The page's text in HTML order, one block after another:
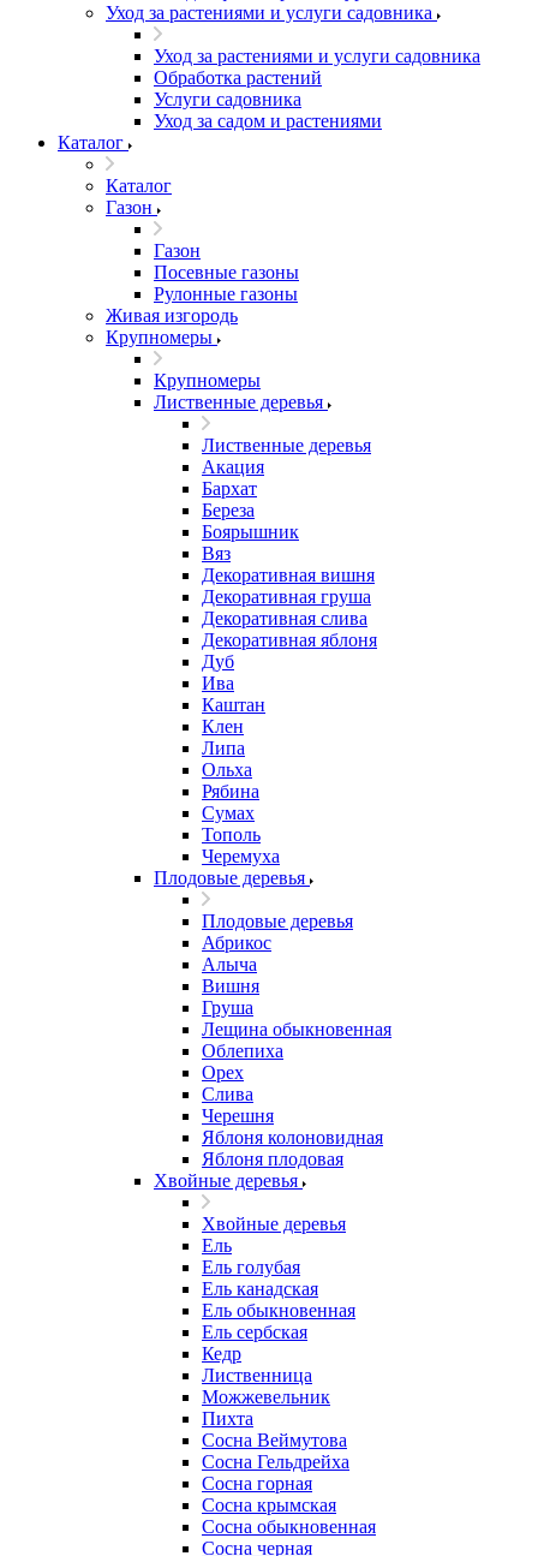
Уход за растениями и услуги садовника
Уход за растениями и услуги садовника
Обработка растений
Услуги садовника
Уход за садом и растениями
Каталог
Каталог
Газон
Газон
Посевные газоны
Рулонные газоны
Живая изгородь
Крупномеры
Крупномеры
Лиственные деревья
Лиственные деревья
Акация
Бархат
Береза
Боярышник
Вяз
Декоративная вишня
Декоративная груша
Декоративная слива
Декоративная яблоня
Дуб
Ива
Каштан
Клен
Липа
Ольха
Рябина
Сумах
Тополь
Черемуха
Плодовые деревья
Плодовые деревья
Абрикос
Алыча
Вишня
Груша
Лещина обыкновенная
Облепиха
Орех
Слива
Черешня
Яблоня колоновидная
Яблоня плодовая
Хвойные деревья
Хвойные деревья
Ель
Ель голубая
Ель канадская
Ель обыкновенная
Ель сербская
Кедр
Лиственница
Можжевельник
Пихта
Сосна Веймутова
Сосна Гельдрейха
Сосна горная
Сосна крымская
Сосна обыкновенная
Сосна черная